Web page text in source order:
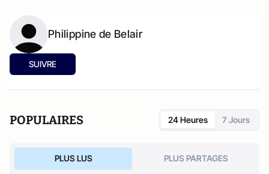
Philippine de Belair
SUIVRE
POPULAIRES 24 Heures 7 Jours
PLUS LUS PLUS PARTAGES